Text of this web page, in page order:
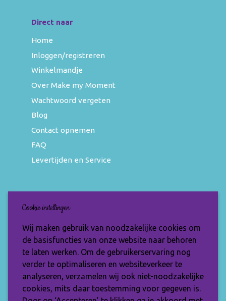
Direct naar
Home
Inloggen/registreren
Winkelmandje
Over Make my Moment
Wachtwoord vergeten
Blog
Contact opnemen
FAQ
Levertijden en Service
Nieuwsbrief
Wil jij op de hoogte blijven van de nieuwste
items en speciale aanbiedingen? Vul je e-
mailadres dan in en ontvang de Make My
Moment nieuwsbrief.
Cookie instellingen
Wij maken gebruik van noodzakelijke cookies om
de basisfuncties van onze website naar behoren
te laten werken. Om de gebruikerservaring nog
verder te optimaliseren en websiteverkeer te
analyseren, verzamelen wij ook niet-noodzakelijke
cookies, mits daar toestemming voor gegeven is.